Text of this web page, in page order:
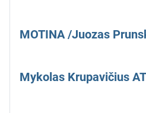
MOTINA /Juozas
Mykolas Krupavičius